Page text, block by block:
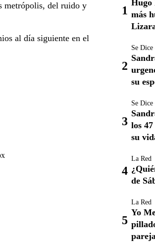
metrópolis, del ruido y
al día siguiente en el
Hugo
más
Se
su
Se
los
su
La Red
de
La Red
Yo